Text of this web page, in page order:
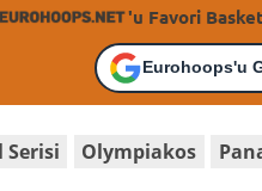
'u Favori
Eurohoops'u
Serisi Olympiakos